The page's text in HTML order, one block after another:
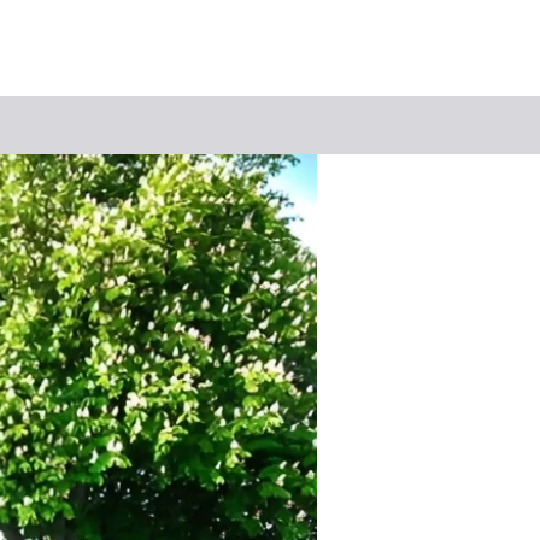
Suchbegriff
Das könnte Sie interessieren
Stadtführungen
Tickets
Citytour
Übernachtung
Erlebnisse
Essen & Trinken
Wein
Automobil
Kultur
Feste & Highlights